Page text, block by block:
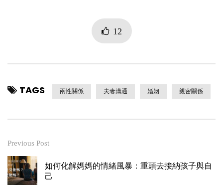
12
TAGS 兩性關係 夫妻溝通 婚姻 親密關係
Previous Post
如何化解媽媽的情緒風暴：重頭去接納孩子與自
己